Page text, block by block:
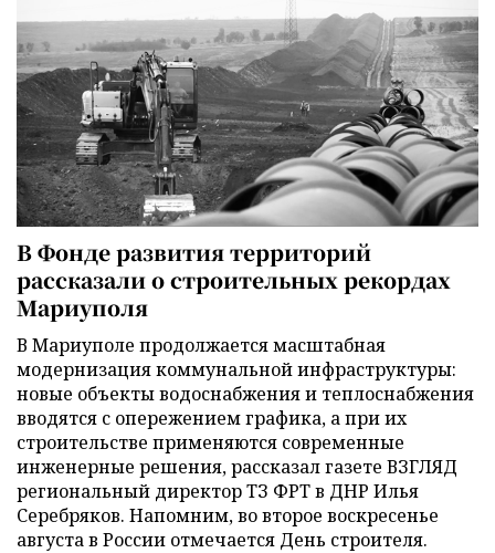
В Фонде развития территорий
рассказали о строительных рекордах
Мариуполя
В Мариуполе продолжается масштабная
модернизация коммунальной инфраструктуры:
новые объекты водоснабжения и теплоснабжения
вводятся с опережением графика, а при их
строительстве применяются современные
инженерные решения, рассказал газете ВЗГЛЯД
региональный директор ТЗ ФРТ в ДНР Илья
Серебряков. Напомним, во второе воскресенье
августа в России отмечается День строителя.